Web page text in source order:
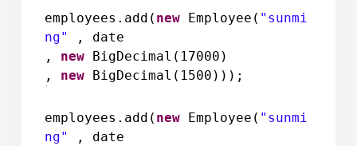
employees.add( new Employee( "sunmi
ng"
, date
, new BigDecimal(17000)
, new BigDecimal(1500)));
employees.add( new Employee( "sunmi
ng"
, date